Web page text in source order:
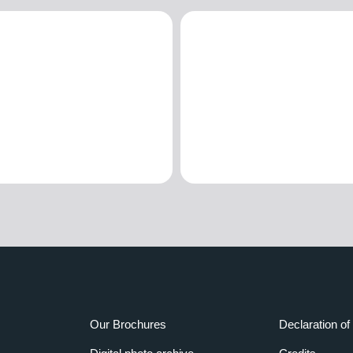
Our Brochures Declaration